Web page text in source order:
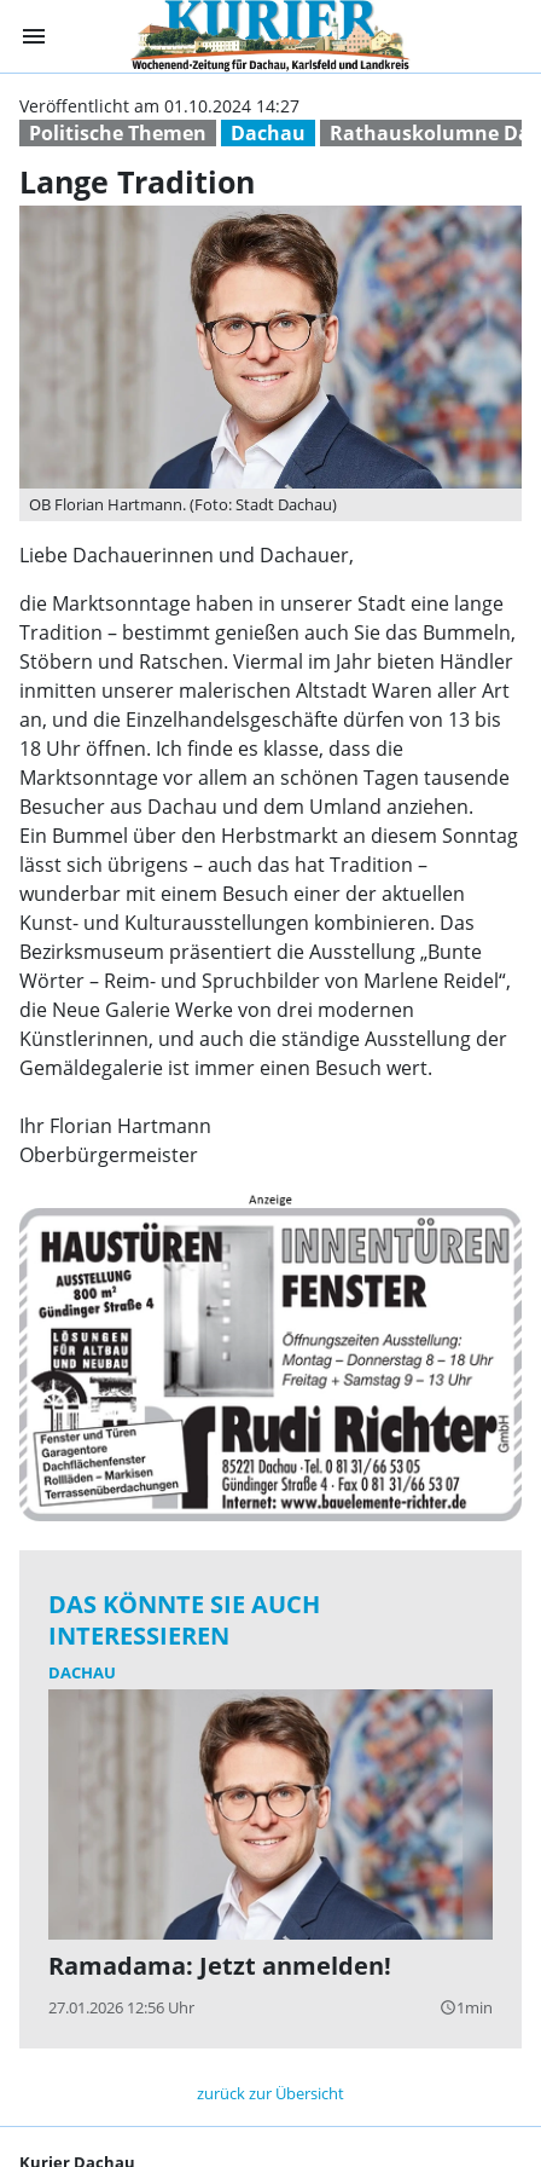
menu Lange
Politische Themen Dachau Rathauskolumne
Veröffentlicht am 01.10.2024 14:27
Lange Tradition
OB Florian Hartmann. (Foto: Stadt Dachau)
Liebe Dachauerinnen und Dachauer,
die Marktsonntage haben in unserer Stadt eine lange
Tradition – bestimmt genießen auch Sie das Bummeln,
Stöbern und Ratschen. Viermal im Jahr bieten Händler
inmitten unserer malerischen Altstadt Waren aller Art
an, und die Einzelhandelsgeschäfte dürfen von 13 bis
18 Uhr öffnen. Ich finde es klasse, dass die
Marktsonntage vor allem an schönen Tagen tausende
Besucher aus Dachau und dem Umland anziehen.
Ein Bummel über den Herbstmarkt an diesem Sonntag
lässt sich übrigens – auch das hat Tradition –
wunderbar mit einem Besuch einer der aktuellen
Kunst- und Kulturausstellungen kombinieren. Das
Bezirksmuseum präsentiert die Ausstellung „Bunte
Wörter – Reim- und Spruchbilder von Marlene Reidel“,
die Neue Galerie Werke von drei modernen
Künstlerinnen, und auch die ständige Ausstellung der
Gemäldegalerie ist immer einen Besuch wert.
Ihr Florian Hartmann
Oberbürgermeister
DAS KÖNNTE SIE AUCH
INTERESSIEREN
DACHAU
Ramadama: Jetzt anmelden!
27.01.2026 12:56 Uhr query_builder1min
zurück zur Übersicht
Kurier Dachau